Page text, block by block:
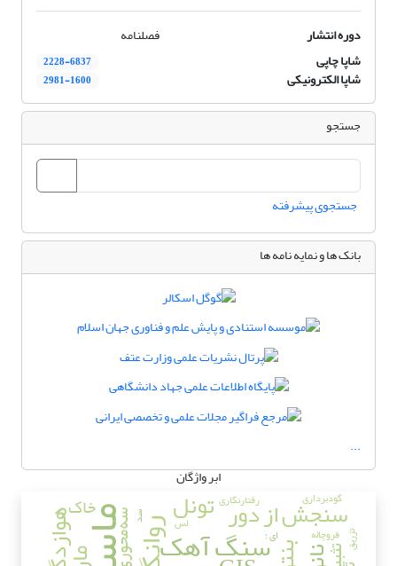
دوره انتشار
فصلنامه
شاپا چاپی
2228-6837
شاپا الکترونیکی 2981-1600
جستجو
جستجوی پیشرفته
بانک ها و نمایه نامه ها
...
ابر واژگان
ماسه سنگ آهک هوازدگی سنجش از دور تونل خاک سه‌محوریسد
تزریق
رفتارنگاری گودبرداری
ای ؛ فروچاله
لس